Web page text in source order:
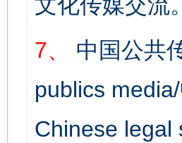
7、
中国公共
publics
Chinese legal